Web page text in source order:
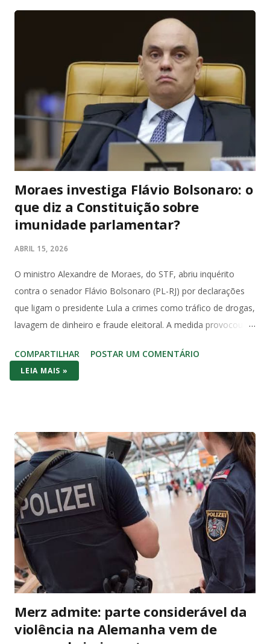
Series S massacra: 1440p/120fps, SSD rápido, Game Pass
com centenas de AAA (Forza, Starfield, Call of Duty) e futuro-
proof pra 2026. O Switch 1 roda em 1080p dock/720p
handheld e o OLED melhora a tela com cores vibrantes e
pretos profundos – mas gráficos de 2017. A diferença? O
Switch é portátil de verdade: você joga no sofá, no ônibus ou
na cama. Series S é só TV. Se você quer Mario, Pokémon
Scarlet/Violet, Zelda Tears of the Kingd...
Moraes investiga Flávio Bolsonaro: o
que diz a Constituição sobre
imunidade parlamentar?
ABRIL 15, 2026
O ministro Alexandre de Moraes, do STF, abriu inquérito
contra o senador Flávio Bolsonaro (PL-RJ) por declarações
que ligam o presidente Lula a crimes como tráfico de drogas,
lavagem de dinheiro e fraude eleitoral. A medida provocou
violação direta à imunidade parlamentar prevista na
Constituição Federal de 1988. O Artigo 53 da Constituição é
todas as manifestações, sem exceções ou condicionantes,
exatamente para proteger o livre exercício do mandato
parlamentar. Essa imunidade não é privilégio pessoal, mas
garantia institucional do regime democrático. Ela permite que
senadores e deputados debatem temas nacionais sem medo
de retaliação judicial, inclusive fora do plenário, desde que no
exercício da função. Diante da literalidade do texto
constitucional, a abertur...
COMPARTILHAR POSTAR UM COMENTÁRIO
LEIA MAIS »
Merz admite: parte considerável da
violência na Alemanha vem de